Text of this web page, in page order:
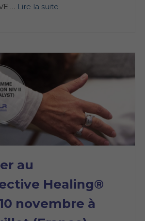
… Lire la suite
au
Healing®
novembre à